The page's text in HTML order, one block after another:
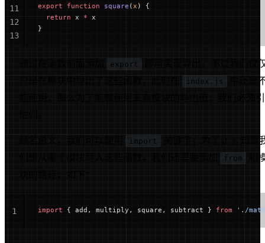
export function square ( x ) {
  return
x * x
}
11
12
13
通过在函数前面添加 export
即可实现导出，不过我们仅
只是在模块中导出了这些函数，此时在
index.js
中还是
能使用，那么为了能够使用来自模块的导出值，我们必须
顾名思义，我们可以使用 import
关键字，为了让 js 知道
们想从哪个模块导入这些函数，我们还需要添加
from
和
块的路径，如下：
import { add, multiply, square, subtract } from './
1